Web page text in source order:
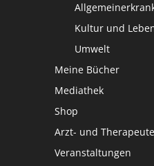
Kultur und
Umwelt
Meine Bücher
Mediathek
Shop
Arzt- und
Veranstaltungen